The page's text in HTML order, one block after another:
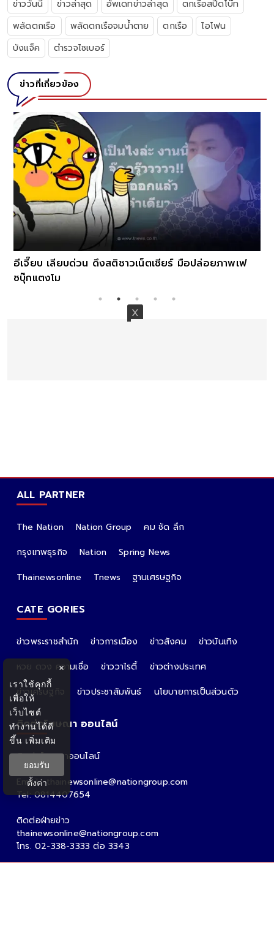
ข่าววันนี้
ข่าวล่าสุด อัพเดทข่าวล่าสุด
ตกเรือสปีดโบ๊ท
พลัดตกเรือ
พลัดตกเรือจมน้ำตาย ตกเรือ
ไอโฟน
บังแจ็ค
ตำรวจไซเบอร์
ข่าวที่เกี่ยวข้อง
อีเจี๊ยบ เลียบด่วน ดึงสติชาวเน็ตเชียร์ มือปล่อยภาพเฟ
ซบุ๊กแตงโม
ALL PARTNER
The Nation Nation Group
คม ชัด ลึก
กรุงเทพธุรกิจ
Nation
Spring News
Thainewsonline
Tnews ฐานเศรษฐกิจ
CATE GORIES
ข่าวพระราชสำนัก ข่าวการเมือง ข่าวสังคม
ข่าวบันเทิง
หวย ดวง ความเชื่อ
ข่าววาไรตี้
ข่าวต่างประเทศ
ข่าวเศรษฐกิจ
ข่าวประชาสัมพันธ์ นโยบายการเป็นส่วนตัว
ติดต่อโฆษณา ออนไลน์
ติดต่อโฆษณาออนไลน์
คุณอ้อ
Email : thainewsonline@nationgroup.com
Tel: 0814407654
ติดต่อฝ่ายข่าว
thainewsonline@nationgroup.com
โทร. 02-338-3333 ต่อ 3343
×
เราใช้คุกกี้
เพื่อให้
เว็บไซต์
ทำงานได้ดี
ขึ้น เพิ่มเติม
ยอมรับ
ตั้งค่า